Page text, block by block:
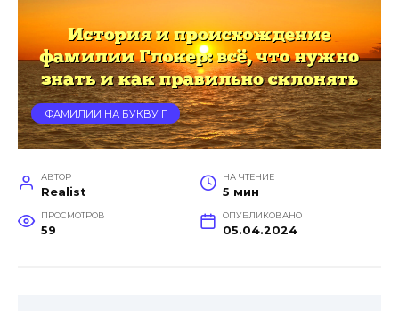
ФАМИЛИИ НА БУКВУ Г
АВТОР
Realist
НА ЧТЕНИЕ
5 мин
ПРОСМОТРОВ
59
ОПУБЛИКОВАНО
05.04.2024